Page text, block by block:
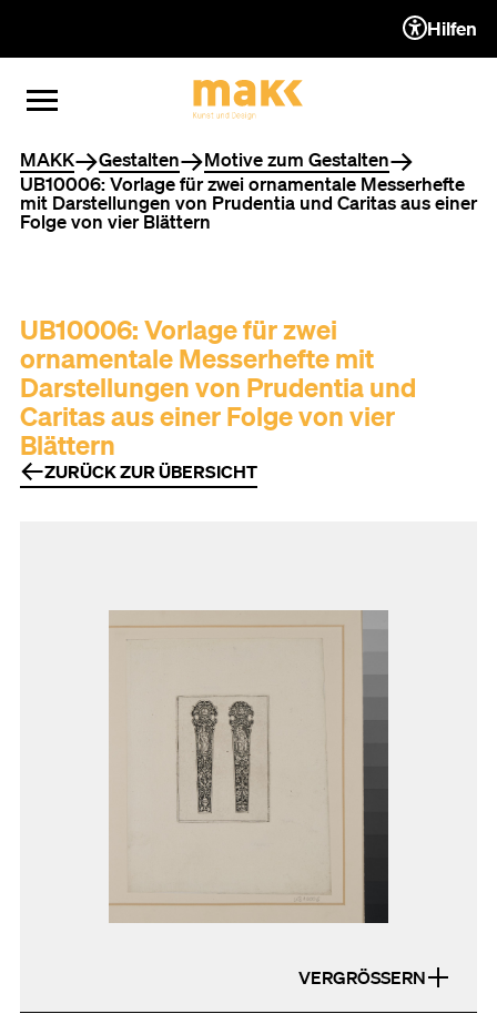
ZUM INHALT (ACCESSKEY 1)
ZUR NAVIGATION
ZUM FOOTER (ACCESSKEY 3)
MENÜ ÖFFNEN
MENÜ SCHLIESSEN
Hilfen
Sie befinden sich hier
MAKK Gestalten
Motive zum Gestalten
UB10006: Vorlage für zwei ornamentale Messerhefte
mit Darstellungen von Prudentia und Caritas aus einer
Folge von vier Blättern
UB10006: Vorlage für zwei
ornamentale Messerhefte mit
Darstellungen von Prudentia und
Caritas aus einer Folge von vier
Blättern
ZURÜCK ZUR ÜBERSICHT
VERGRÖSSERN